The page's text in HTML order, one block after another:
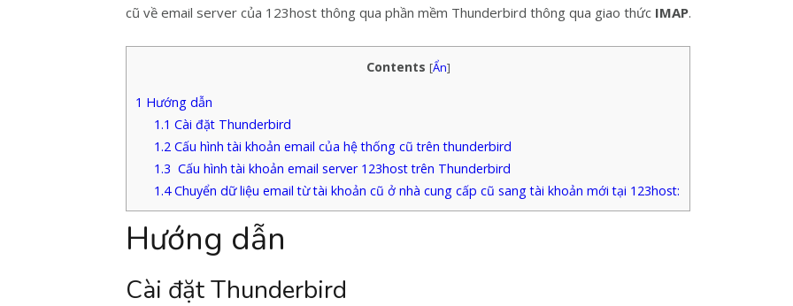
cũ về email server của 123host thông qua phần mềm Thunderbird thông qua giao thức IMAP.
Contents [Ẩn]
1 Hướng dẫn
1.1 Cài đặt Thunderbird
1.2 Cấu hình tài khoản email của hệ thống cũ trên thunderbird
1.3 Cấu hình tài khoản email server 123host trên Thunderbird
1.4Chuyển dữ liệu email từ tài khoản cũ ở nhà cung cấp cũ sang tài khoản mới tại 123host:
Hướng dẫn
Cài đặt Thunderbird